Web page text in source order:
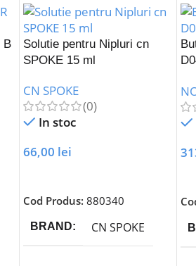
B
Solutie pentru Nipluri cn
SPOKE 15 ml
CN SPOKE
(0)
In stoc
66,00 lei
Cod Produs: 880340
BRAND CN SPOKE